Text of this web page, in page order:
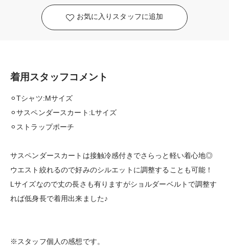
お気に入りスタッフに追加
着用スタッフコメント
⚪︎Tシャツ:Mサイズ
⚪︎サスペンダースカート:Lサイズ
⚪︎ストラップポーチ
サスペンダースカートは接触冷感付きでさらっと軽い着心地◎
ウエスト絞れるので好みのシルエットに調整することも可能！
Lサイズなので丈の長さも有りますがショルダーベルトで調整す
れば低身長で着用出来ました♪
※スタッフ個人の感想です。